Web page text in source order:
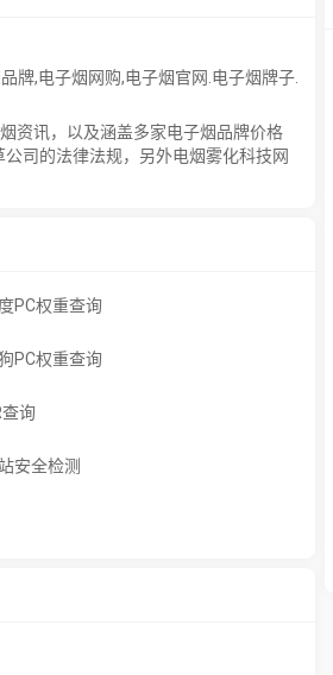
牌,电子烟网购,电子烟官网.电子烟牌子.
资讯，以及涵盖多家电子烟品牌价格
司的法律法规，另外电烟雾化科技网
PC权重查询
PC权重查询
查询
安全检测